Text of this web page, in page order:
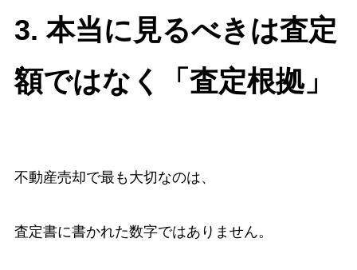
3. 本当に見るべきは査定
額ではなく「査定根拠」
不動産売却で最も大切なのは、
査定書に書かれた数字ではありません。